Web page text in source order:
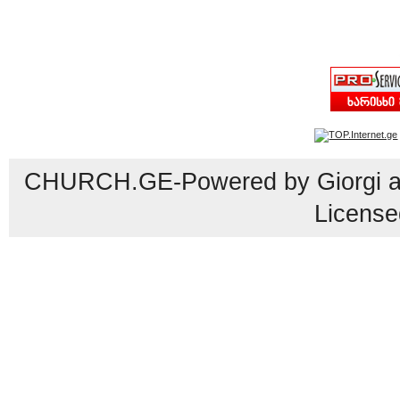
CHURCH.GE-Powered by Giorgi